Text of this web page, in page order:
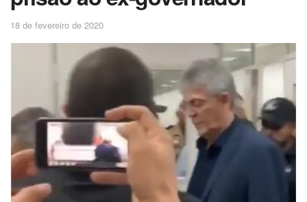
18 de fevereiro de 2020